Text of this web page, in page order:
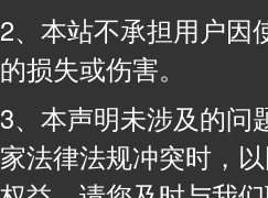
2、本站不承担用户因
的损失或伤害。
3、本声明未涉及的问
家法律法规冲突时，